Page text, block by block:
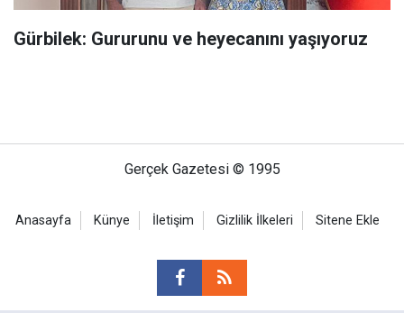
Gürbilek: Gururunu ve heyecanını yaşıyoruz
Gerçek Gazetesi © 1995
Anasayfa Künye İletişim Gizlilik İlkeleri Sitene Ekle